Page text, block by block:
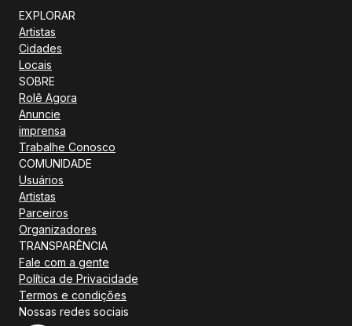
EXPLORAR
Artistas
Cidades
Locais
SOBRE
Rolê Agora
Anuncie
imprensa
Trabalhe Conosco
COMUNIDADE
Usuários
Artistas
Parceiros
Organizadores
TRANSPARÊNCIA
Fale com a gente
Política de Privacidade
Termos e condições
Nossas redes sociais